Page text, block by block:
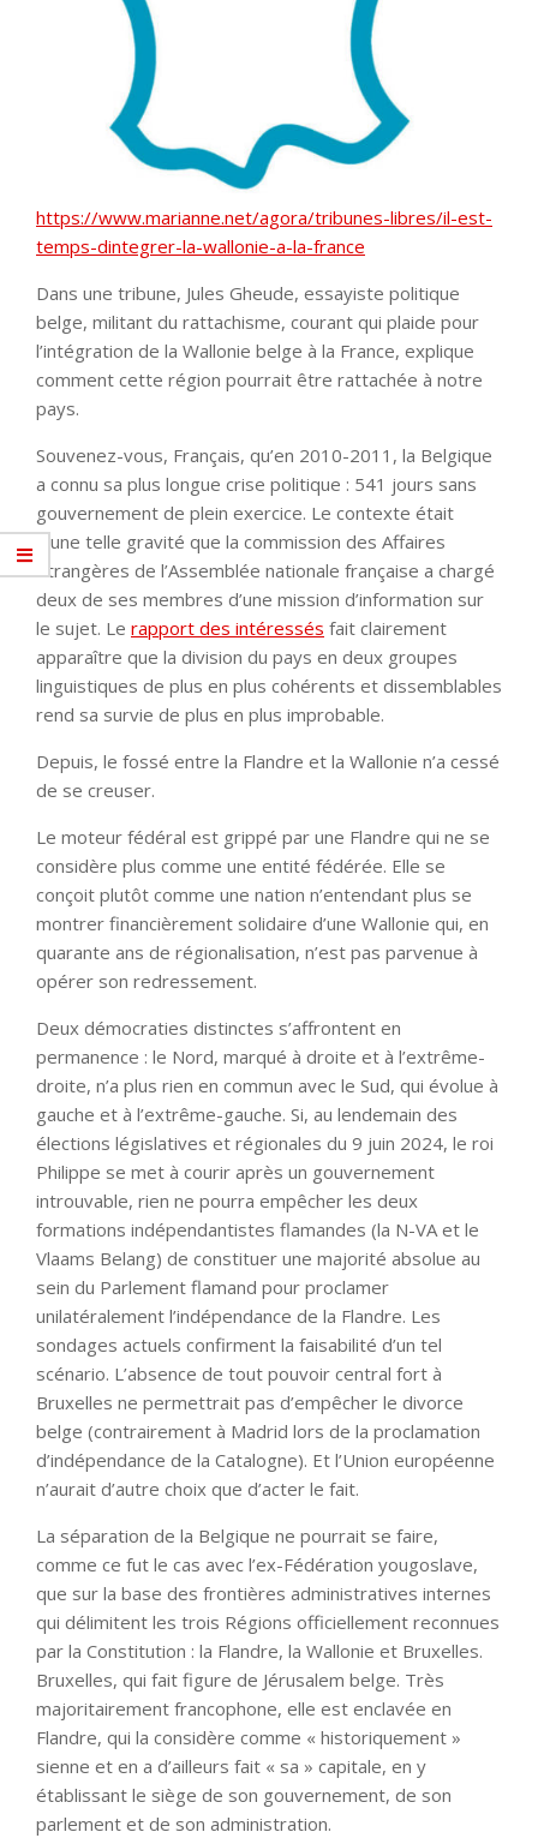
https://www.marianne.net/agora/tribunes-libres/il-est-
temps-dintegrer-la-wallonie-a-la-france
Dans une tribune, Jules Gheude, essayiste politique
belge, militant du rattachisme, courant qui plaide pour
l’intégration de la Wallonie belge à la France, explique
comment cette région pourrait être rattachée à notre
pays.
Souvenez-vous, Français, qu’en 2010-2011, la Belgique
a connu sa plus longue crise politique : 541 jours sans
gouvernement de plein exercice. Le contexte était
d’une telle gravité que la commission des Affaires
étrangères de l’Assemblée nationale française a chargé
deux de ses membres d’une mission d’information sur
le sujet. Le rapport des intéressés fait clairement
apparaître que la division du pays en deux groupes
linguistiques de plus en plus cohérents et dissemblables
rend sa survie de plus en plus improbable.
Depuis, le fossé entre la Flandre et la Wallonie n’a cessé
de se creuser.
Le moteur fédéral est grippé par une Flandre qui ne se
considère plus comme une entité fédérée. Elle se
conçoit plutôt comme une nation n’entendant plus se
montrer financièrement solidaire d’une Wallonie qui, en
quarante ans de régionalisation, n’est pas parvenue à
opérer son redressement.
Deux démocraties distinctes s’affrontent en
permanence : le Nord, marqué à droite et à l’extrême-
droite, n’a plus rien en commun avec le Sud, qui évolue à
gauche et à l’extrême-gauche. Si, au lendemain des
élections législatives et régionales du 9 juin 2024, le roi
Philippe se met à courir après un gouvernement
introuvable, rien ne pourra empêcher les deux
formations indépendantistes flamandes (la N-VA et le
Vlaams Belang) de constituer une majorité absolue au
sein du Parlement flamand pour proclamer
unilatéralement l’indépendance de la Flandre. Les
sondages actuels confirment la faisabilité d’un tel
scénario. L’absence de tout pouvoir central fort à
Bruxelles ne permettrait pas d’empêcher le divorce
belge (contrairement à Madrid lors de la proclamation
d’indépendance de la Catalogne). Et l’Union européenne
n’aurait d’autre choix que d’acter le fait.
La séparation de la Belgique ne pourrait se faire,
comme ce fut le cas avec l’ex-Fédération yougoslave,
que sur la base des frontières administratives internes
qui délimitent les trois Régions officiellement reconnues
par la Constitution : la Flandre, la Wallonie et Bruxelles.
Bruxelles, qui fait figure de Jérusalem belge. Très
majoritairement francophone, elle est enclavée en
Flandre, qui la considère comme « historiquement »
sienne et en a d’ailleurs fait « sa » capitale, en y
établissant le siège de son gouvernement, de son
parlement et de son administration.